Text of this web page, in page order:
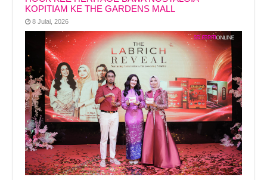
KOPITIAM KE THE GARDENS MALL
8 Julai, 2026